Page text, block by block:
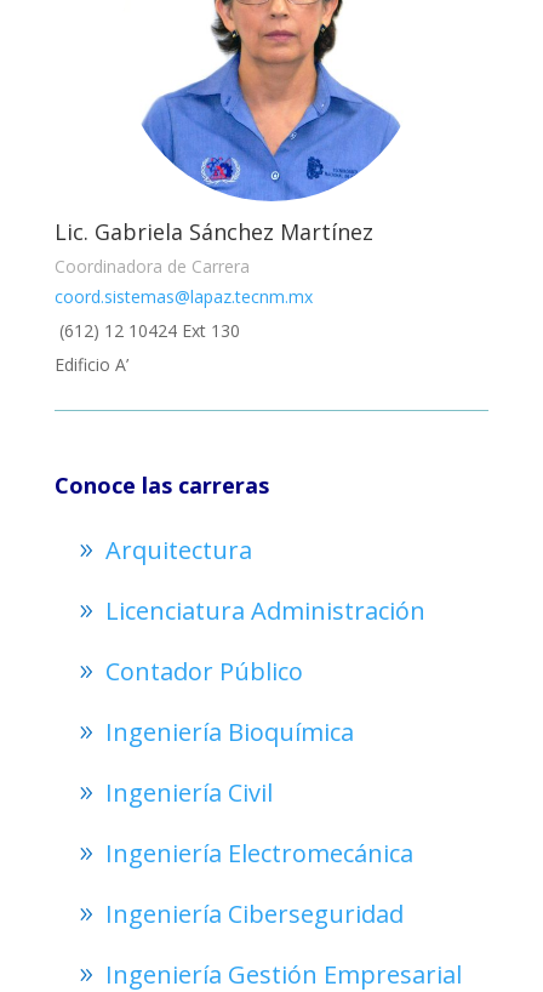
Lic. Gabriela Sánchez Martínez
Coordinadora de Carrera
coord.sistemas@lapaz.tecnm.mx
(612) 12 10424 Ext 130
Edificio A’
Conoce las carreras
Arquitectura
Licenciatura Administración
Contador Público
Ingeniería Bioquímica
Ingeniería Civil
Ingeniería Electromecánica
Ingeniería Ciberseguridad
Ingeniería Gestión Empresarial